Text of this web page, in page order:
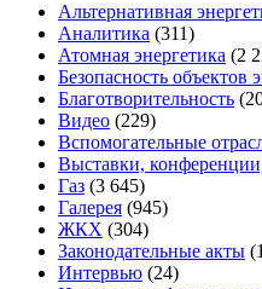
Альтернативная
Аналитика (311)
Атомная энергетика (2
Безопасность объектов
Благотворительность
Видео (229)
Вспомогательные
Выставки,
Газ (3 645)
Галерея (945)
ЖКХ (304)
Законодательные акты
Интервью (24)